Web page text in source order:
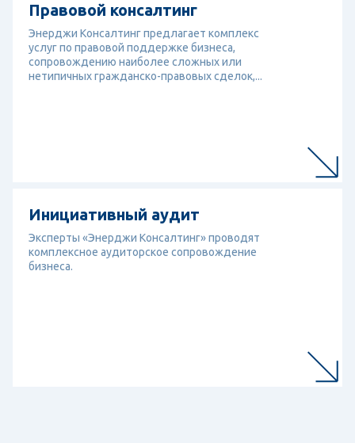
Правовой консалтинг
Энерджи Консалтинг предлагает комплекс
услуг по правовой поддержке бизнеса,
сопровождению наиболее сложных или
нетипичных гражданско-правовых сделок,...
Инициативный аудит
Эксперты «Энерджи Консалтинг» проводят
комплексное аудиторское сопровождение
бизнеса.